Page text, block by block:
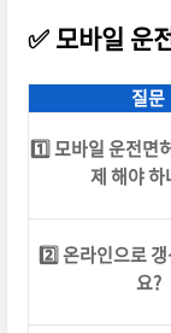
✅ 모바일 운
질문
1️⃣ 모바일 운전면
제 해야 하
2️⃣ 온라인으로
요?